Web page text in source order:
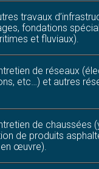
travaux
fondations
et fluviaux).
de réseaux
etc…) et autres
de chaussées
de produits
œuvre).